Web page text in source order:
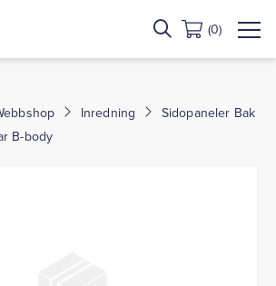
(0)
Inredning
Sidopaneler Bak
B-body